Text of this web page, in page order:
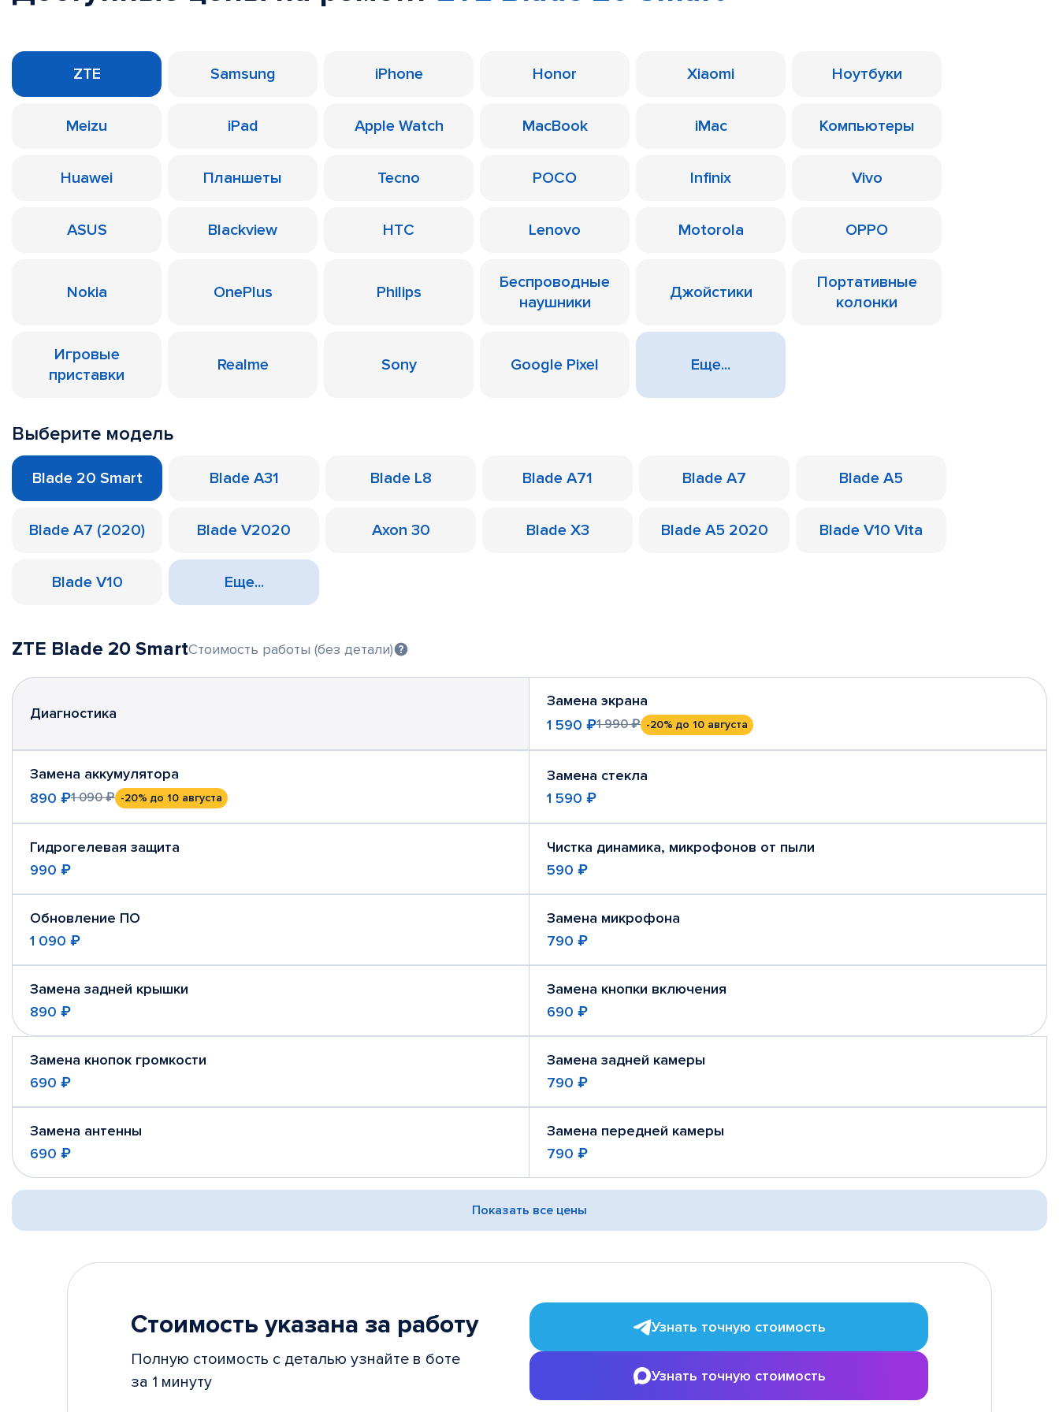
ZTE Samsung iPhone Honor Xiaomi Ноутбуки
Meizu iPad Apple Watch MacBook iMac Компьютеры
Huawei Планшеты Tecno POCO Infinix Vivo
ASUS Blackview HTC Lenovo Motorola OPPO
Nokia OnePlus Philips
Беспроводные
наушники
Джойстики
Портативные
колонки
Игровые
приставки
Realme Sony Google Pixel Еще...
Выберите модель
Blade 20 Smart Blade A31 Blade L8 Blade A71 Blade A7 Blade A5
Blade A7 (2020) Blade V2020 Axon 30 Blade X3 Blade A5 2020 Blade V10 Vita
Blade V10 Еще...
ZTE Blade 20 SmartСтоимость работы (без детали)
Диагностика
Замена экрана
1 590 ₽1 990 ₽ -20% до 10 августа
Замена аккумулятора
890 ₽1 090 ₽ -20% до 10 августа
Замена стекла
1 590 ₽
Гидрогелевая защита
990 ₽
Чистка динамика, микрофонов от пыли
590 ₽
Обновление ПО
1 090 ₽
Замена микрофона
790 ₽
Замена задней крышки
890 ₽
Замена кнопки включения
690 ₽
Замена кнопок громкости
690 ₽
Замена задней камеры
790 ₽
Замена антенны
690 ₽
Замена передней камеры
790 ₽
Показать все цены
Стоимость указана за работу
Полную стоимость с деталью узнайте в боте
за 1 минуту
Узнать точную стоимость
Узнать точную стоимость